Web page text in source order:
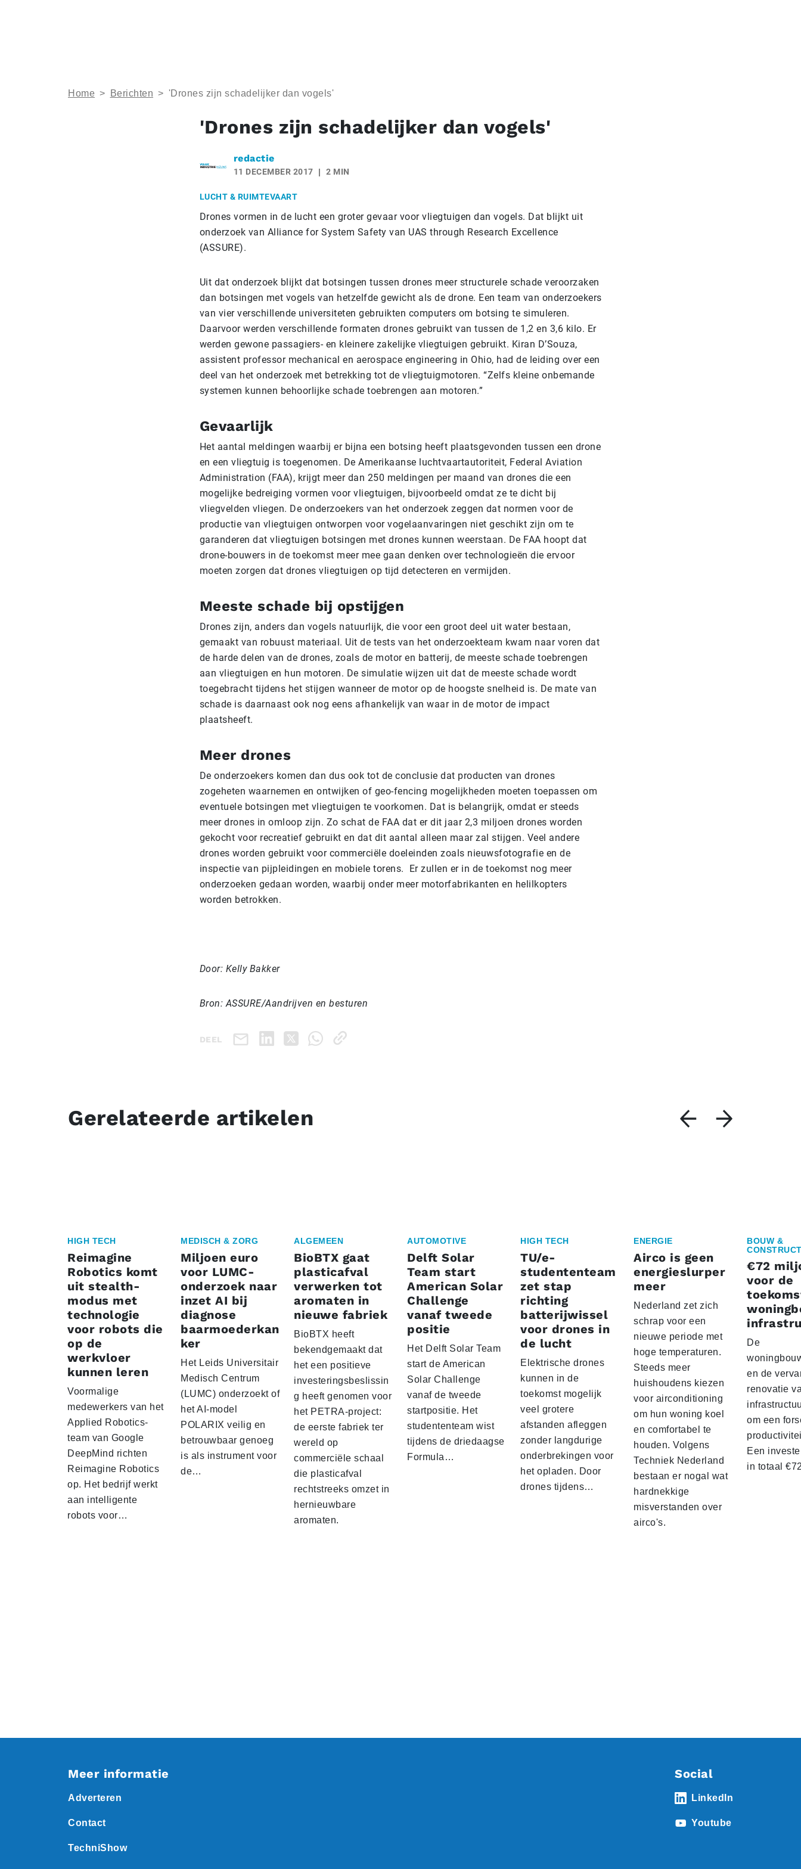
Home > Berichten > 'Drones zijn schadelijker dan vogels'
'Drones zijn schadelijker dan vogels'
redactie
11 DECEMBER 2017 2 MIN
LUCHT & RUIMTEVAART
Drones vormen in de lucht een groter gevaar voor vliegtuigen dan vogels. Dat blijkt uit
onderzoek van Alliance for System Safety van UAS through Research Excellence
(ASSURE).
Uit dat onderzoek blijkt dat botsingen tussen drones meer structurele schade veroorzaken
dan botsingen met vogels van hetzelfde gewicht als de drone. Een team van onderzoekers
van vier verschillende universiteten gebruikten computers om botsing te simuleren.
Daarvoor werden verschillende formaten drones gebruikt van tussen de 1,2 en 3,6 kilo. Er
werden gewone passagiers- en kleinere zakelijke vliegtuigen gebruikt. Kiran D’Souza,
assistent professor mechanical en aerospace engineering in Ohio, had de leiding over een
deel van het onderzoek met betrekking tot de vliegtuigmotoren. “Zelfs kleine onbemande
systemen kunnen behoorlijke schade toebrengen aan motoren.”
Gevaarlijk
Het aantal meldingen waarbij er bijna een botsing heeft plaatsgevonden tussen een drone
en een vliegtuig is toegenomen. De Amerikaanse luchtvaartautoriteit, Federal Aviation
Administration (FAA), krijgt meer dan 250 meldingen per maand van drones die een
mogelijke bedreiging vormen voor vliegtuigen, bijvoorbeeld omdat ze te dicht bij
vliegvelden vliegen. De onderzoekers van het onderzoek zeggen dat normen voor de
productie van vliegtuigen ontworpen voor vogelaanvaringen niet geschikt zijn om te
garanderen dat vliegtuigen botsingen met drones kunnen weerstaan. De FAA hoopt dat
drone-bouwers in de toekomst meer mee gaan denken over technologieën die ervoor
moeten zorgen dat drones vliegtuigen op tijd detecteren en vermijden.
Meeste schade bij opstijgen
Drones zijn, anders dan vogels natuurlijk, die voor een groot deel uit water bestaan,
gemaakt van robuust materiaal. Uit de tests van het onderzoekteam kwam naar voren dat
de harde delen van de drones, zoals de motor en batterij, de meeste schade toebrengen
aan vliegtuigen en hun motoren. De simulatie wijzen uit dat de meeste schade wordt
toegebracht tijdens het stijgen wanneer de motor op de hoogste snelheid is. De mate van
schade is daarnaast ook nog eens afhankelijk van waar in de motor de impact
plaatsheeft.
Meer drones
De onderzoekers komen dan dus ook tot de conclusie dat producten van drones
zogeheten waarnemen en ontwijken of geo-fencing mogelijkheden moeten toepassen om
eventuele botsingen met vliegtuigen te voorkomen. Dat is belangrijk, omdat er steeds
meer drones in omloop zijn. Zo schat de FAA dat er dit jaar 2,3 miljoen drones worden
gekocht voor recreatief gebruikt en dat dit aantal alleen maar zal stijgen. Veel andere
drones worden gebruikt voor commerciële doeleinden zoals nieuwsfotografie en de
inspectie van pijpleidingen en mobiele torens. Er zullen er in de toekomst nog meer
onderzoeken gedaan worden, waarbij onder meer motorfabrikanten en helilkopters
worden betrokken.
Door: Kelly Bakker
Bron: ASSURE/Aandrijven en besturen
DEEL
Gerelateerde artikelen
HIGH TECH
Reimagine
Robotics komt
uit stealth-
modus met
technologie
voor robots die
op de
werkvloer
kunnen leren
Voormalige
medewerkers van het
Applied Robotics-
team van Google
DeepMind richten
Reimagine Robotics
op. Het bedrijf werkt
aan intelligente
robots voor…
MEDISCH & ZORG
Miljoen euro
voor LUMC-
onderzoek naar
inzet AI bij
diagnose
baarmoederkan
ker
Het Leids Universitair
Medisch Centrum
(LUMC) onderzoekt of
het AI-model
POLARIX veilig en
betrouwbaar genoeg
is als instrument voor
de…
ALGEMEEN
BioBTX gaat
plasticafval
verwerken tot
aromaten in
nieuwe fabriek
BioBTX heeft
bekendgemaakt dat
het een positieve
investeringsbeslissin
g heeft genomen voor
het PETRA-project:
de eerste fabriek ter
wereld op
commerciële schaal
die plasticafval
rechtstreeks omzet in
hernieuwbare
aromaten.
AUTOMOTIVE
Delft Solar
Team start
American Solar
Challenge
vanaf tweede
positie
Het Delft Solar Team
start de American
Solar Challenge
vanaf de tweede
startpositie. Het
studententeam wist
tijdens de driedaagse
Formula…
HIGH TECH
TU/e-
studententeam
zet stap
richting
batterijwissel
voor drones in
de lucht
Elektrische drones
kunnen in de
toekomst mogelijk
veel grotere
afstanden afleggen
zonder langdurige
onderbrekingen voor
het opladen. Door
drones tijdens…
ENERGIE
Airco is geen
energieslurper
meer
Nederland zet zich
schrap voor een
nieuwe periode met
hoge temperaturen.
Steeds meer
huishoudens kiezen
voor airconditioning
om hun woning koel
en comfortabel te
houden. Volgens
Techniek Nederland
bestaan er nogal wat
hardnekkige
misverstanden over
airco's.
BOUW &
€72
voor de
De
en de
renovatie
om een
Een
in totaal
Meer informatie
Adverteren
Contact
TechniShow
Social
LinkedIn
Youtube